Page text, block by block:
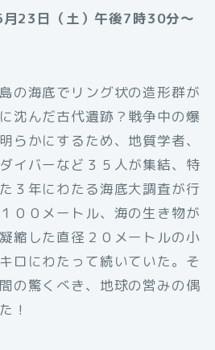
23日（土）午後7時30分～
の海底でリング状の造形群が
沈んだ古代遺跡？戦争中の爆
らかにするため、地質学者、
イバーなど３５人が集結、特
３年にわたる海底大調査が行
００メートル、海の生き物が
縮した直径２０メートルの小
ロにわたって続いていた。そ
の驚くべき、地球の営みの偶
！